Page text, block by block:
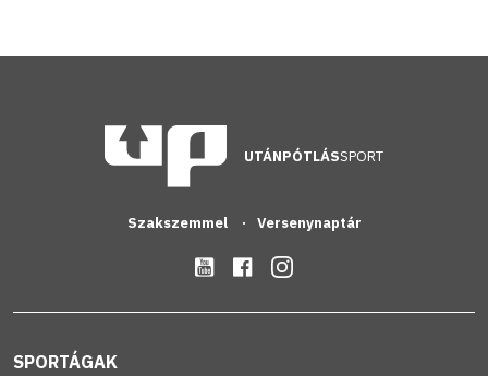
UTÁNPÓTLÁSSPORT
Szakszemmel Versenynaptár
SPORTÁGAK